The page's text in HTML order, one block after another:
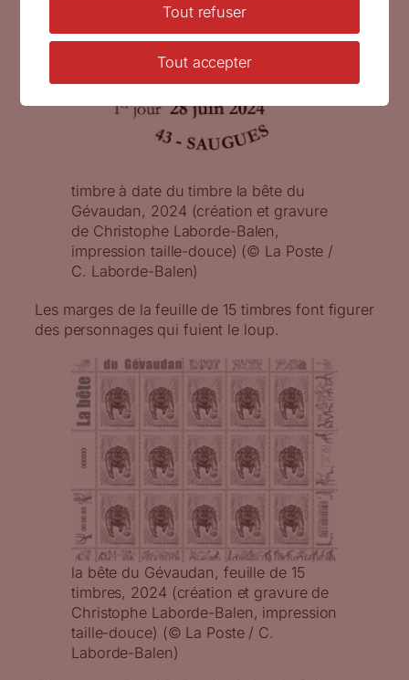
timbre à date du timbre la bête du
Gévaudan, 2024 (création et gravure
de Christophe Laborde-Balen,
impression taille-douce) (© La Poste /
C. Laborde-Balen)
Les marges de la feuille de 15 timbres font figurer
des personnages qui fuient le loup.
la bête du Gévaudan, feuille de 15
timbres, 2024 (création et gravure de
Christophe Laborde-Balen, impression
taille-douce) (© La Poste / C.
Laborde-Balen)
Tout refuser
Tout accepter